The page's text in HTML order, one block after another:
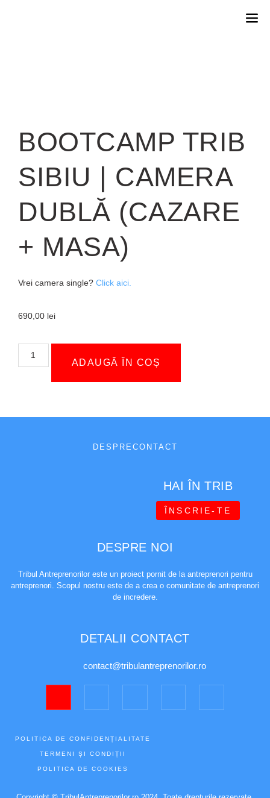
BOOTCAMP TRIB
SIBIU | CAMERA
DUBLĂ (CAZARE
+ MASA)
Vrei camera single? Click aici.
690,00 lei
ADAUGĂ ÎN COȘ
DESPRE CONTACT
HAI ÎN TRIB
ÎNSCRIE-TE
DESPRE NOI
Tribul Antreprenorilor este un proiect pornit de la antreprenori pentru
antreprenori. Scopul nostru este de a crea o comunitate de antreprenori
de incredere.
DETALII CONTACT
contact@tribulantreprenorilor.ro
POLITICA DE CONFIDENȚIALITATE
TERMENI ȘI CONDIȚII
POLITICA DE COOKIES